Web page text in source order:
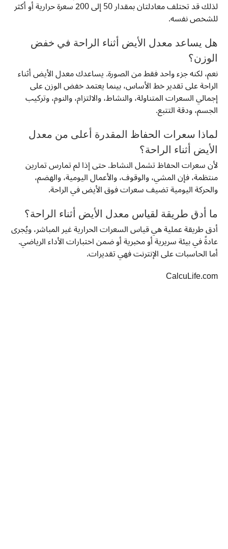
لذلك قد تختلف معادلتان بمقدار 50 إلى 200 سعرة حرارية أو أكثر
للشخص نفسه.
هل يساعد معدل الأيض أثناء الراحة في خفض
الوزن؟
نعم، لكنه جزء واحد فقط من الصورة. يساعدك معدل الأيض أثناء
الراحة على تقدير خط الأساس، بينما يعتمد خفض الوزن على
إجمالي السعرات المتناولة، والنشاط، والالتزام، والنوم، وتركيب
الجسم، ودقة التتبع.
لماذا سعرات الحفاظ المقدرة أعلى من معدل
الأيض أثناء الراحة؟
لأن سعرات الحفاظ تشمل النشاط. حتى إذا لم تمارس تمارين
منتظمة، فإن المشي، والوقوف، والأعمال اليومية، والهضم،
والحركة اليومية تضيف سعرات فوق الأيض في الراحة.
ما أدق طريقة لقياس معدل الأيض أثناء الراحة؟
أدق طريقة عملية هي قياس السعرات الحرارية غير المباشر، ويُجرى
عادةً في بيئة سريرية أو مخبرية أو ضمن اختبارات الأداء الرياضي.
أما الحاسبات على الإنترنت فهي تقديرات.
CalcuLife.com